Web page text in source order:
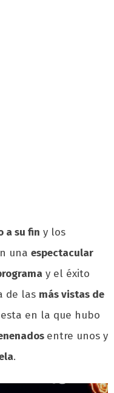
a su fin y los
una espectacular
y el éxito
de las más vistas de
en la que hubo
entre unos y
.